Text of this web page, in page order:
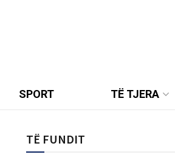
SPORT TË TJERA
TË FUNDIT